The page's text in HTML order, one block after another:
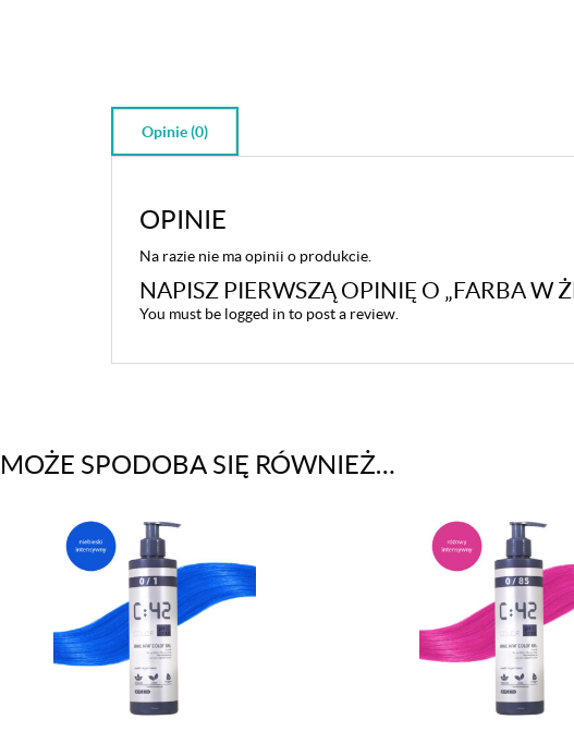
Opinie (0)
OPINIE
Na razie nie ma opinii o produkcie.
NAPISZ PIERWSZĄ OPINIĘ O „FARBA W
You must be logged in to post a review.
MOŻE SPODOBA SIĘ RÓWNIEŻ…